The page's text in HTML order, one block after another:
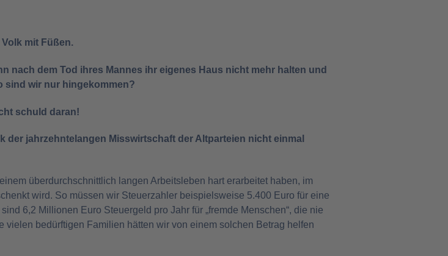
mit Füßen.
nach dem Tod ihres Mannes ihr eigenes Haus nicht mehr halten und
sind wir nur hingekommen?
schuld daran!
jahrzehntelangen Misswirtschaft der Altparteien nicht einmal
überdurchschnittlich langen Arbeitsleben hart erarbeitet haben, im
wird. So müssen wir Steuerzahler beispielsweise 5.400 Euro für eine
6,2 Millionen Euro Steuergeld pro Jahr für „fremde Menschen“, die nie
bedürftigen Familien hätten wir von einem solchen Betrag helfen